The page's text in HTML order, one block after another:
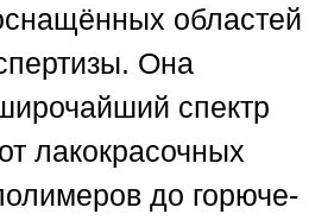
областей
Она
спектр
лакокрасочных
до горюче-